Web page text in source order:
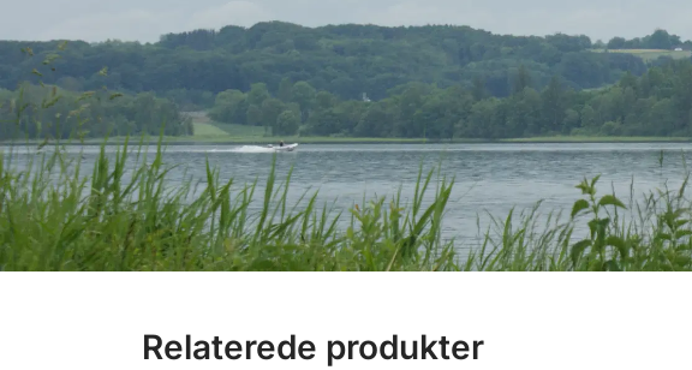
Relaterede produkter